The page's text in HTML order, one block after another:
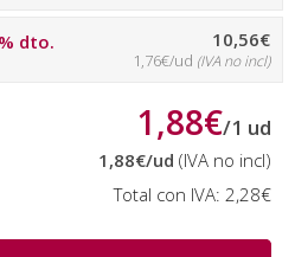
dto. 10,56€
1,76€/ud (IVA no incl)
1,88€/1 ud
1,88€/ud (IVA no incl)
Total con IVA: 2,28€